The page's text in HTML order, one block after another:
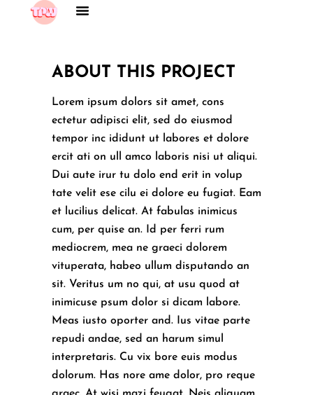
ABOUT THIS PROJECT
Lorem ipsum dolors sit amet, cons
ectetur adipisci elit, sed do eiusmod
tempor inc ididunt ut labores et dolore
ercit ati on ull amco laboris nisi ut aliqui.
Dui aute irur tu dolo end erit in volup
tate velit ese cilu ei dolore eu fugiat. Eam
et lucilius delicat. At fabulas inimicus
cum, per quise an. Id per ferri rum
mediocrem, mea ne graeci dolorem
vituperata, habeo ullum disputando an
sit. Veritus um no qui, at usu quod at
inimicuse psum dolor si dicam labore.
Meas iusto oporter and. Ius vitae parte
repudi andae, sed an harum simul
interpretaris. Cu vix bore euis modus
dolorum. Has nore ame dolor, pro reque